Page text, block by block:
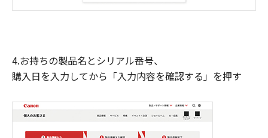
4.お持ちの製品名とシリアル番号、
購入日を入力してから「入力内容を確認する」を押す